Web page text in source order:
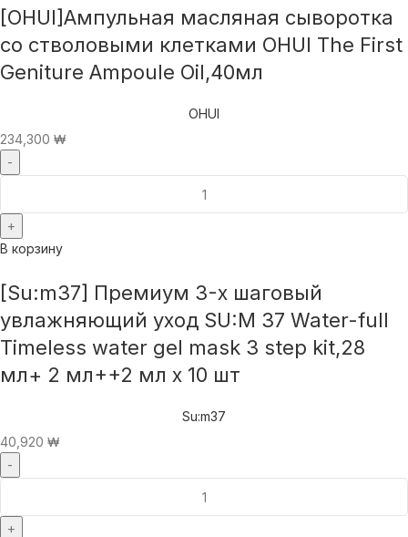
[OHUI]Ампульная масляная сыворотка
со стволовыми клетками OHUI The First
Geniture Ampoule Oil,40мл
OHUI
234,300 ₩
В корзину
[Su:m37] Премиум 3-х шаговый
увлажняющий уход SU:M 37 Water-full
Timeless water gel mask 3 step kit,28
мл+ 2 мл++2 мл x 10 шт
Su:m37
40,920 ₩